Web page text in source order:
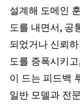
설계해 도메인
도를 내면서, 공
되었거나 신뢰
도를 증폭시키
이 드는 피드백
일반 모델과 전